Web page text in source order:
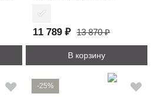
11 789 ₽ 13 870 ₽
В корзину
-25%